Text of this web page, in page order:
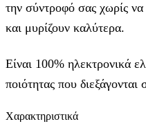
την σύντροφό σας χωρίς
και μυρίζουν καλύτερα.
Είναι 100% ηλεκτρονικά
ποιότητας που διεξάγονται
Χαρακτηριστικά